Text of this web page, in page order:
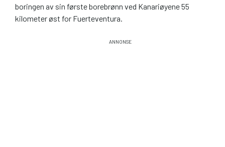
boringen av sin første borebrønn ved Kanariøyene 55
kilometer øst for Fuerteventura.